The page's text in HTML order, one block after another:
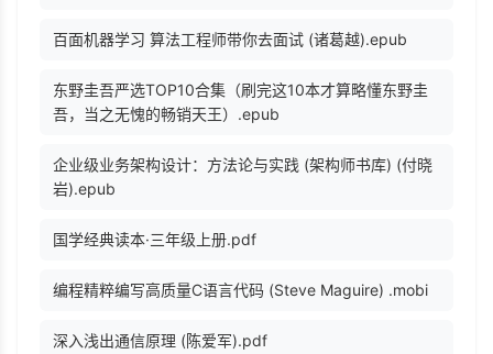
百面机器学习 算法工程师带你去面试 (诸葛越).epub
东野圭吾严选TOP10合集（刷完这10本才算略懂东野圭
吾，当之无愧的畅销天王）.epub
企业级业务架构设计：方法论与实践 (架构师书库) (付晓
岩).epub
国学经典读本·三年级上册.pdf
编程精粹编写高质量C语言代码 (Steve Maguire) .mobi
深入浅出通信原理 (陈爱军).pdf